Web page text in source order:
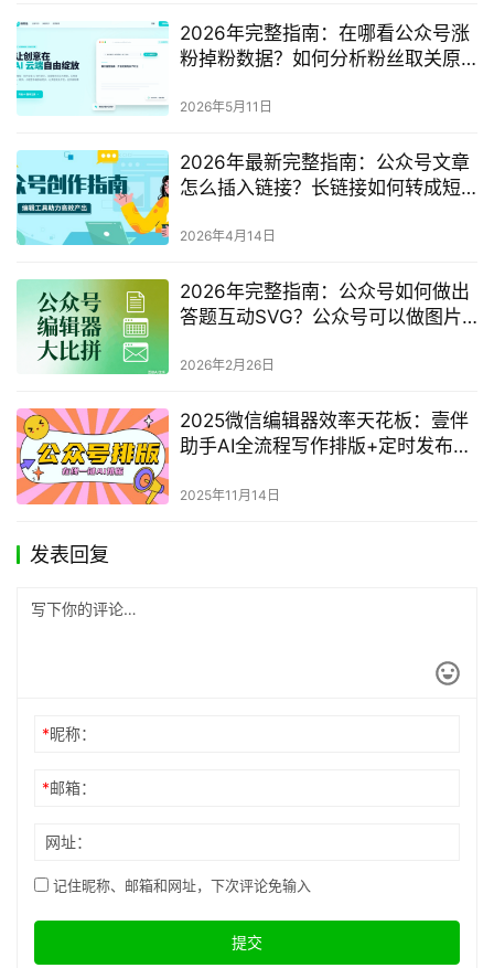
2026年完整指南：在哪看公众号涨
粉掉粉数据？如何分析粉丝取关原
2026年5月11日
2026年最新完整指南：公众号文章
怎么插入链接？长链接如何转成短
2026年4月14日
2026年完整指南：公众号如何做出
答题互动SVG？公众号可以做图片
2026年2月26日
2025微信编辑器效率天花板：壹伴
助手AI全流程写作排版+定时发布深
2025年11月14日
发表回复
*昵称：
*邮箱：
网址：
记住昵称、邮箱和网址，下次评论免输入
提交